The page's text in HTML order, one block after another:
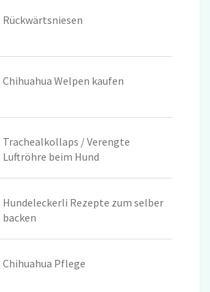
Rückwärtsniesen
Chihuahua Welpen kaufen
Trachealkollaps / Verengte
Luftröhre beim Hund
Hundeleckerli Rezepte zum selber
backen
Chihuahua Pflege